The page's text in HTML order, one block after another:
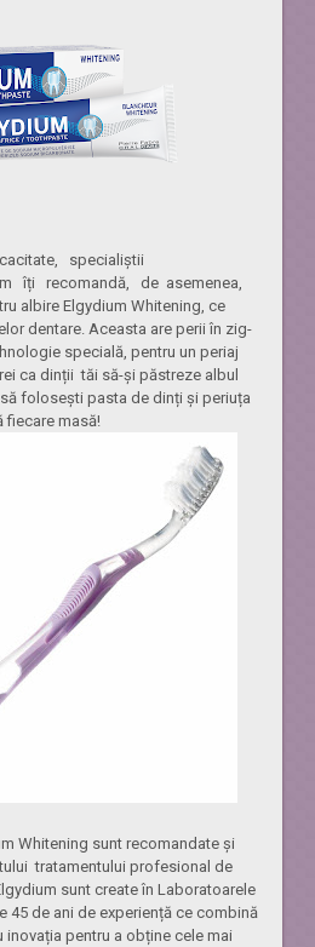
specialiștii
îți recomandă, de asemenea,
albire Elgydium Whitening, ce
dentare. Aceasta are perii în zig-
specială, pentru un periaj
ca dinții tăi să-și păstreze albul
folosești pasta de dinți și periuța
fiecare masă!
Whitening sunt recomandate și
tratamentului profesional de
sunt create în Laboratoarele
45 de ani de experiență ce combină
pentru a obține cele mai